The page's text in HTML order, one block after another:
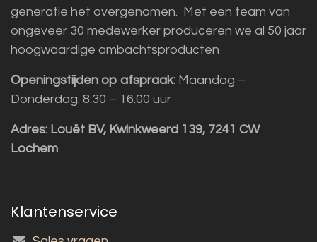
generatie het overgenomen. Met een team van
ongeveer 30 medewerker produceren we al 50 jaar
hoogwaardige ambachtsproducten
Openingstijden op afspraak: Maandag –
Donderdag: 8:30 – 16:00 uur
Adres: Louët BV, Kwinkweerd 139, 7241 CW
Lochem
Klantenservice